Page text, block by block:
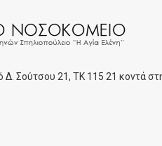
Δ. Σούτσου 21, ΤΚ 115 21 κοντά